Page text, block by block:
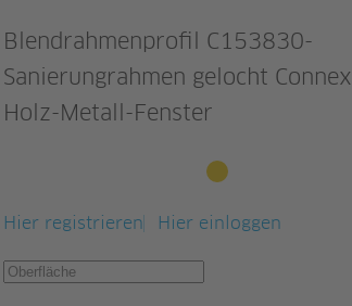
Blendrahmenprofil C153830-
Sanierungrahmen gelocht Connex
Holz-Metall-Fenster
Hier registrieren Hier einloggen